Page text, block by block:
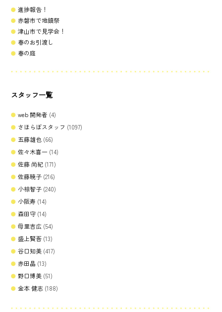
進捗報告！
赤磐市で地鎮祭
津山市で見学会！
春のお引渡し
春の庭
スタッフ一覧
web 開発者 (4)
さほらぼスタッフ (1097)
五藤雄也 (66)
佐々木喜一 (14)
佐藤 尚紀 (171)
佐藤暁子 (216)
小椋智子 (240)
小阪寿 (14)
森田守 (14)
母里吉広 (54)
盛上賢吾 (13)
谷口知美 (417)
赤田晶 (13)
野口博美 (51)
金本 健志 (188)